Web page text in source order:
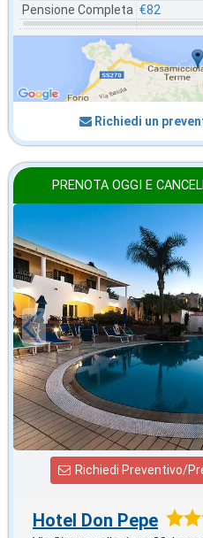
Pensione Completa €82
Richiedi un
PRENOTA OGGI E
settembre
in offerta da
€52,71
a notte
Richiedi Preventivo/
Hotel Don Pepe